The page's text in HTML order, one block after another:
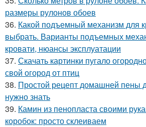
размеры рулонов обоев
36. Какой подъемный механизм для
выбрать. Варианты подъемных
кровати, нюансы эксплуатации
37. Скачать картинки пугало
свой огород от птиц
38. Простой рецепт домашней пены
нужно знать
39. Камин из пенопласта своими
коробок: просто склеиваем